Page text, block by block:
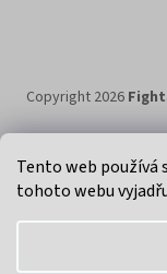
Tento web používá
tohoto webu
Copyright 2026
Klikni na